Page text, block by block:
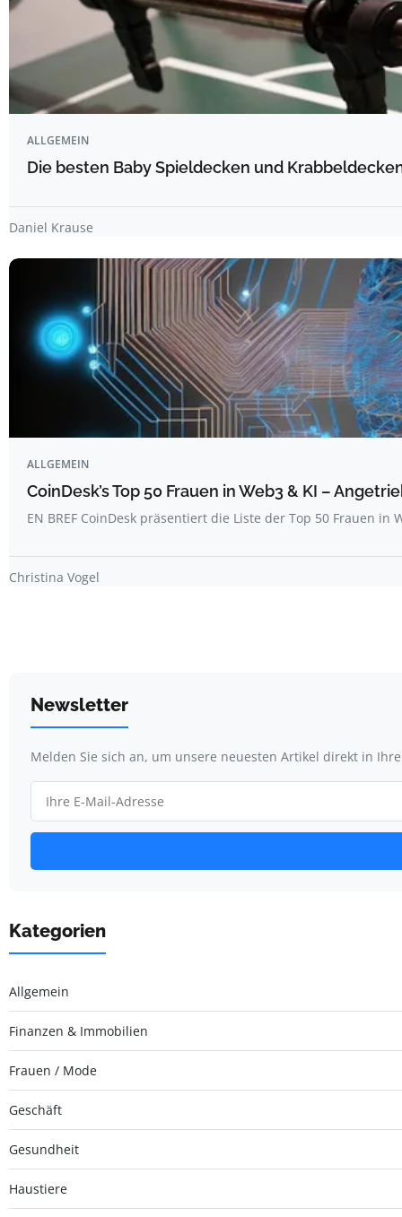
ALLGEMEIN
Die besten Baby Spieldecken und
Daniel Krause
ALLGEMEIN
CoinDesk’s Top 50 Frauen in Web3 & KI –
EN BREF CoinDesk präsentiert die Liste der Top 50 Frauen in
Christina Vogel
Newsletter
Melden Sie sich an, um unsere neuesten Artikel direkt in
Kategorien
Allgemein
Finanzen & Immobilien
Frauen / Mode
Geschäft
Gesundheit
Haustiere